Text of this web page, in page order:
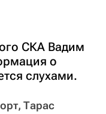
СКА Вадим
о
слухами.
Тарас